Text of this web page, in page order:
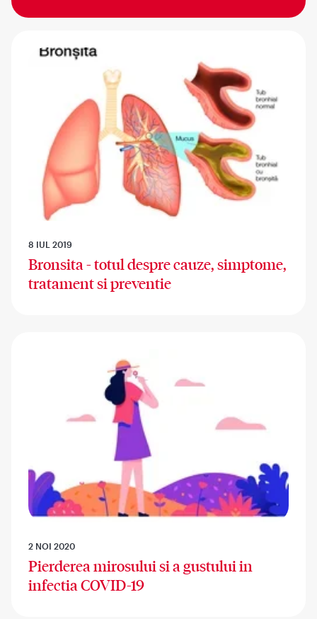
8 IUL 2019
Bronsita - totul despre cauze, simptome,
tratament si preventie
2 NOI 2020
Pierderea mirosului si a gustului in
infectia COVID-19